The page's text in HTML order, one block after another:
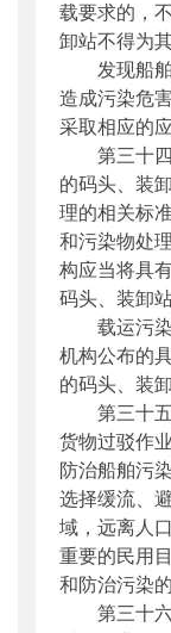
载要求的，
卸站不得为
发现船舶
造成污染危
采取相应的
第三十四
的码头、装
理的相关标
和污染物处
构应当将具
码头、装卸
载运污染
机构公布的
的码头、装
第三十五
货物过驳作
防治船舶污
选择缓流、
域，远离人
重要的民用
和防治污染
第三十六